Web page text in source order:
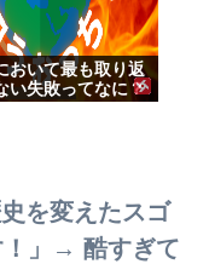
おいて最も取り返
い失敗ってなに？
を変えたスゴ
！」→ 酷すぎて